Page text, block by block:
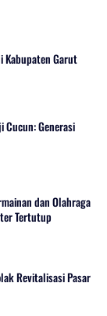
Kabupaten Garut
Cucun: Generasi
dan Olahraga
Tertutup
Revitalisasi Pasar